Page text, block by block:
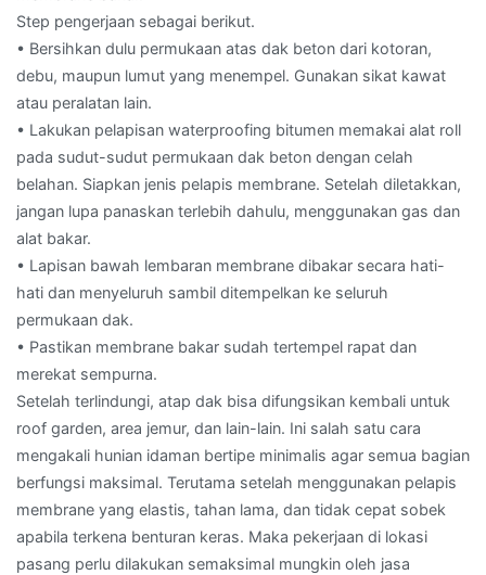
Step pengerjaan sebagai berikut.
• Bersihkan dulu permukaan atas dak beton dari kotoran,
debu, maupun lumut yang menempel. Gunakan sikat kawat
atau peralatan lain.
• Lakukan pelapisan waterproofing bitumen memakai alat roll
pada sudut-sudut permukaan dak beton dengan celah
belahan. Siapkan jenis pelapis membrane. Setelah diletakkan,
jangan lupa panaskan terlebih dahulu, menggunakan gas dan
alat bakar.
• Lapisan bawah lembaran membrane dibakar secara hati-
hati dan menyeluruh sambil ditempelkan ke seluruh
permukaan dak.
• Pastikan membrane bakar sudah tertempel rapat dan
merekat sempurna.
Setelah terlindungi, atap dak bisa difungsikan kembali untuk
roof garden, area jemur, dan lain-lain. Ini salah satu cara
mengakali hunian idaman bertipe minimalis agar semua bagian
berfungsi maksimal. Terutama setelah menggunakan pelapis
membrane yang elastis, tahan lama, dan tidak cepat sobek
apabila terkena benturan keras. Maka pekerjaan di lokasi
pasang perlu dilakukan semaksimal mungkin oleh jasa